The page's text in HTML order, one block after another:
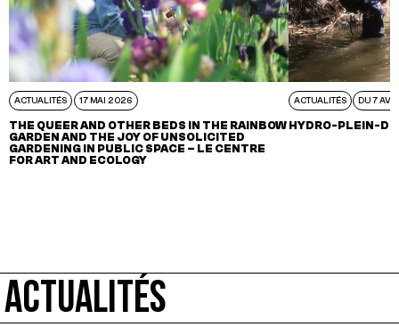
ACTUALITÉS 17 MAI 2026
THE QUEER AND OTHER BEDS IN THE RAINBOW
GARDEN AND THE JOY OF UNSOLICITED
GARDENING IN PUBLIC SPACE – LE CENTRE
FOR ART AND ECOLOGY
ACTUALITÉS DU 7
HYDRO-PLEIN-
ACTUALITÉS